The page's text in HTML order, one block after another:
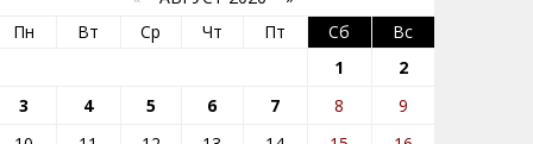
Пн
Вт Ср Чт Пт Сб
Вс
1
2
3
4 5 6 7 8
9